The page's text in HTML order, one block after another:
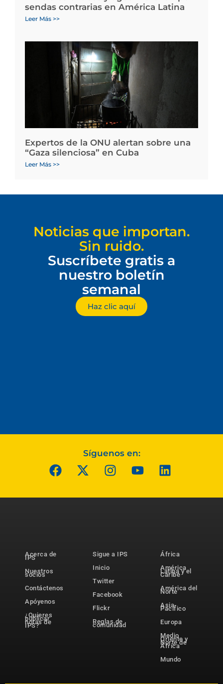
sendas contrarias en América Latina
Leer Más >>
Expertos de la ONU alertan sobre una
“Gaza silenciosa” en Cuba
Leer Más >>
Noticias que importan.
Sin ruido.
Suscríbete gratis a
nuestro boletín
semanal
Haz clic aquí
Síguenos en:
Acerca de
IPS
Nuestros
socios
Contáctenos
Apóyenos
¿Quieres
publicar
notas de
IPS?
Sigue a IPS
Inicio
Twitter
Facebook
Flickr
Reglas de
comunidad
África
América
Latina y el
Caribe
América del
Norte
Asia-
Pacífico
Europa
Medio
Oriente y
Norte de
África
Mundo